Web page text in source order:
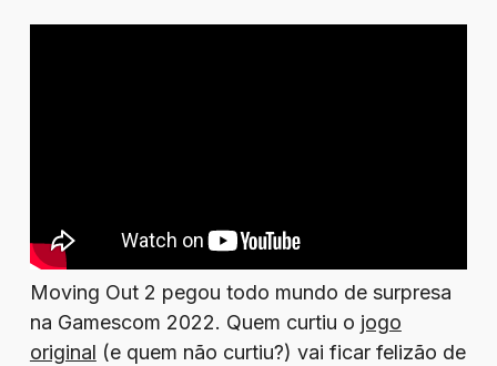
Moving Out 2 pegou todo mundo de surpresa
na Gamescom 2022. Quem curtiu o jogo
original (e quem não curtiu?) vai ficar felizão de